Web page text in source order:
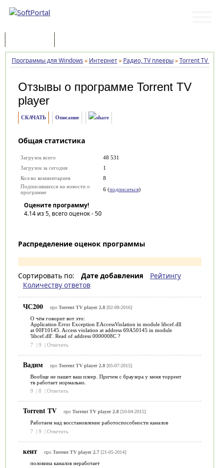
Программы для Windows » Интернет» Радио, TV плееры»Torrent TV
Отзывы о программе Torrent TV
player
СКАЧАТЬ Описание
Общая статистика
Загрузок всего
48 531
Загрузок за сегодня
1
Кол-во комментариев
8
Подписавшихся на новости о
программе
6 (подписаться)
Оцените программу!
4.14из 5, всего оценок -50
Распределение оценок программы
Сортировать по: Дате добавления
Рейтингу
Количеству ответов
ЧС200 про Torrent TV player 2.8[02-08-2016]
О чём говорит вот это:
Application Error Exception EAccessViolation in module libcef.dll
at 00F10145. Access violation at address 69A50145 in module
'libcef.dll'. Read of address 0000008C ?
7
| 9 | Ответить
Вадим про Torrent TV player 2.8[05-07-2015]
Вообще не пашет ваш плеер. Причем с браузера у меня торрент
тв работает нормально.
9
| 8 | Ответить
Torrent TV про Torrent TV player 2.8[10-04-2015]
Работаем над восстановление работоспособности каналов
7
| 9 | Ответить
кент про Torrent TV player 2.7[21-05-2014]
половина каналов неработает